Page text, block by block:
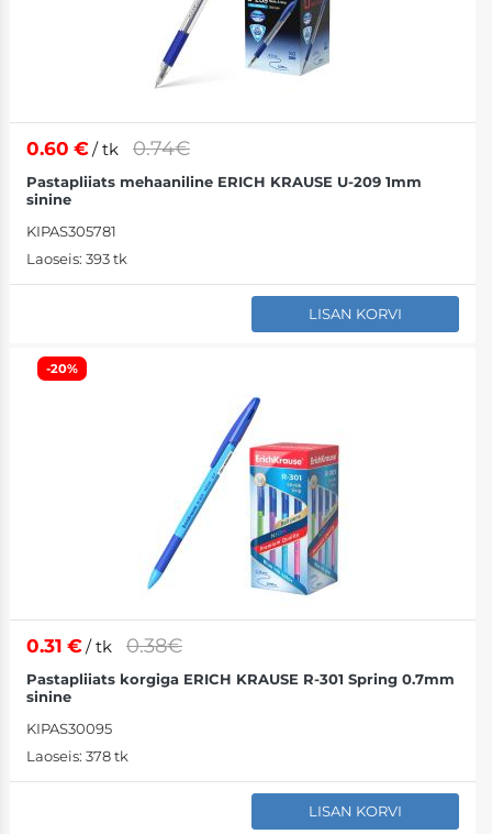
0.60 €/ tk 0.74€
Pastapliiats mehaaniline ERICH KRAUSE U-209 1mm
sinine
KIPAS305781
Laoseis: 393 tk
LISAN KORVI
-20%
0.31 €/ tk 0.38€
Pastapliiats korgiga ERICH KRAUSE R-301 Spring 0.7mm
sinine
KIPAS30095
Laoseis: 378 tk
LISAN KORVI